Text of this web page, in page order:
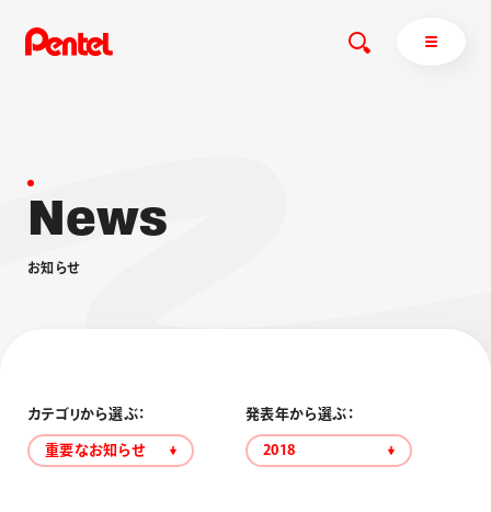
商品を探す
ブラッシュ（筆）
採用情報
運営会社
News
お知 らせ
カテゴリから選ぶ：
重要なお知らせ
発表年から選ぶ：
2018